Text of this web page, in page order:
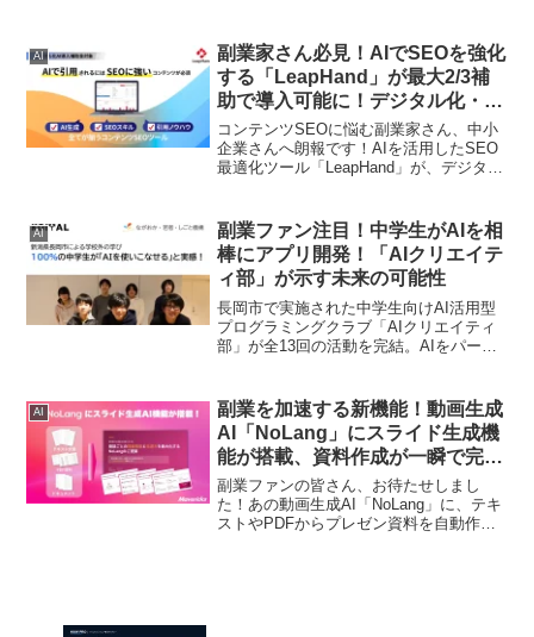
ップアップストアに登場する夢のような
体験がワンクリックで実現します。さら
に、クリエイターの夢を応援する共創プ
ログラム「PixAI Creator Lab」の募集も
開始され、創作活動を強力にサポートす
る体制が整いました。AIを活用した創作
の最前線で、あなたの「推し活」や「創
作活動」をさらに盛り上げる最新情報を
AI
副業家さん必見！AIでSEOを強化
する「LeapHand」が最大2/3補
助で導入可能に！デジタル化・AI
導入補助金2026に登録！
コンテンツSEOに悩む副業家さん、中小
企業さんへ朗報です！AIを活用したSEO
最適化ツール「LeapHand」が、デジタル
れるこのチャンスを活かして、あなたの
WEB集客を強力に加速させましょう！
AI
副業ファン注目！中学生がAIを相
棒にアプリ開発！「AIクリエイテ
ィ部」が示す未来の可能性
長岡市で実施された中学生向けAI活用型
プログラミングクラブ「AIクリエイティ
部」が全13回の活動を完結。AIをパート
驚きの成果は、副業としてAIプログラミ
ングに挑戦したいと考える皆さんの大き
なヒントになるでしょう！
AI
副業を加速する新機能！動画生成
AI「NoLang」にスライド生成機
能が搭載、資料作成が一瞬で完
了！
副業ファンの皆さん、お待たせしまし
た！あの動画生成AI「NoLang」に、テキ
ストやPDFからプレゼン資料を自動作成